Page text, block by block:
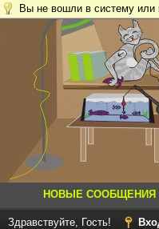
Вы не вошли в систему или
НОВЫЕ СООБЩЕНИЯ
Здравствуйте, Гость!